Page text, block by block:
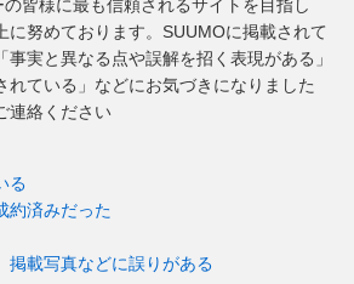
の皆様に最も信頼されるサイトを目指し
に努めております。SUUMOに掲載されて
実と異なる点や誤解を招く表現がある」
れている」などにお気づきになりました
連絡ください
る
約済みだった
掲載写真などに誤りがある